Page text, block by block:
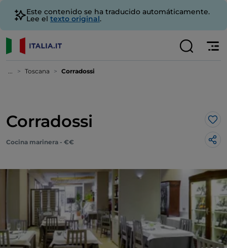
Este contenido se ha traducido automáticamente.
Lee el texto original.
... Toscana Corradossi
Corradossi Me
Cocina marinera - €€